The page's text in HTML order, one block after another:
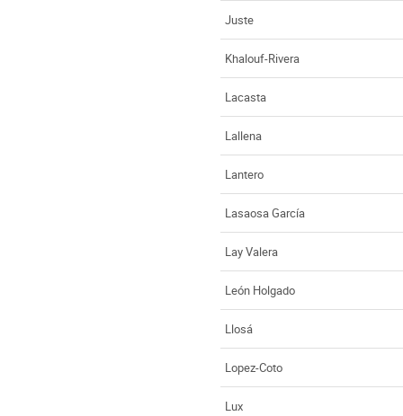
Juste
Khalouf-Rivera
Lacasta
Lallena
Lantero
Lasaosa García
Lay Valera
León Holgado
Llosá
Lopez-Coto
Lux